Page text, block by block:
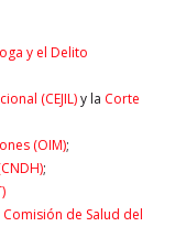
y el Delito
(CEJIL)y la Corte
(OIM);
;
Comisión de Salud del